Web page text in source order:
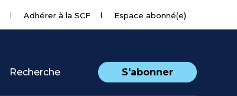
Adhérer à la SCF Espace abonné(e)
Recherche S'abonner